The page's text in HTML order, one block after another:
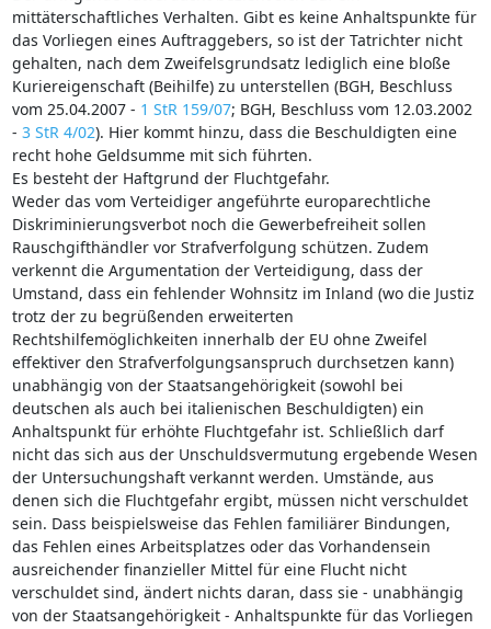
mittäterschaftliches Verhalten. Gibt es keine Anhaltspunkte für
das Vorliegen eines Auftraggebers, so ist der Tatrichter nicht
gehalten, nach dem Zweifelsgrundsatz lediglich eine bloße
Kuriereigenschaft (Beihilfe) zu unterstellen (BGH, Beschluss
vom 25.04.2007 - 1 StR 159/07; BGH, Beschluss vom 12.03.2002
- 3 StR 4/02). Hier kommt hinzu, dass die Beschuldigten eine
recht hohe Geldsumme mit sich führten.
Es besteht der Haftgrund der Fluchtgefahr.
Weder das vom Verteidiger angeführte europarechtliche
Diskriminierungsverbot noch die Gewerbefreiheit sollen
Rauschgifthändler vor Strafverfolgung schützen. Zudem
verkennt die Argumentation der Verteidigung, dass der
Umstand, dass ein fehlender Wohnsitz im Inland (wo die Justiz
trotz der zu begrüßenden erweiterten
Rechtshilfemöglichkeiten innerhalb der EU ohne Zweifel
effektiver den Strafverfolgungsanspruch durchsetzen kann)
unabhängig von der Staatsangehörigkeit (sowohl bei
deutschen als auch bei italienischen Beschuldigten) ein
Anhaltspunkt für erhöhte Fluchtgefahr ist. Schließlich darf
nicht das sich aus der Unschuldsvermutung ergebende Wesen
der Untersuchungshaft verkannt werden. Umstände, aus
denen sich die Fluchtgefahr ergibt, müssen nicht verschuldet
sein. Dass beispielsweise das Fehlen familiärer Bindungen,
das Fehlen eines Arbeitsplatzes oder das Vorhandensein
ausreichender finanzieller Mittel für eine Flucht nicht
verschuldet sind, ändert nichts daran, dass sie - unabhängig
von der Staatsangehörigkeit - Anhaltspunkte für das Vorliegen